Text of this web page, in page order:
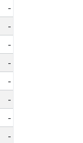
-
-
-
-
-
-
-
-